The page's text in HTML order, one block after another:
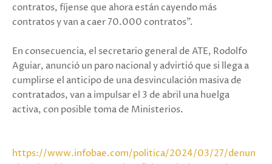
contratos, fíjense que ahora están cayendo más
contratos y van a caer 70.000 contratos”.
En consecuencia, el secretario general de ATE, Rodolfo
Aguiar, anunció un paro nacional y advirtió que si llega a
cumplirse el anticipo de una desvinculación masiva de
contratados, van a impulsar el 3 de abril una huelga
activa, con posible toma de Ministerios.
https://www.infobae.com/politica/2024/03/27/denun